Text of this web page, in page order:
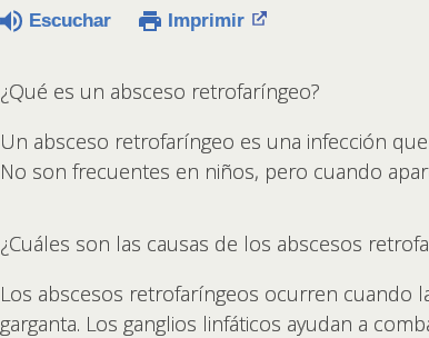
Escuchar Imprimir
¿Qué es un absceso retrofaríngeo?
Un absceso retrofaríngeo es una infección
No son frecuentes en niños, pero cuando
¿Cuáles son las causas de los abscesos
Los abscesos retrofaríngeos ocurren cuando
garganta. Los ganglios linfáticos ayudan a